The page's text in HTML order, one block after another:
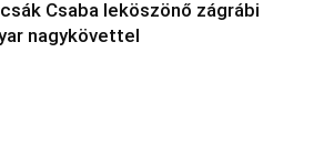
Csaba leköszönő zágrábi
nagykövettel